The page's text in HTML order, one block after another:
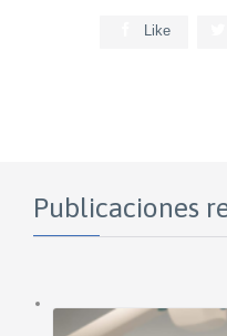
Like
Publicaciones